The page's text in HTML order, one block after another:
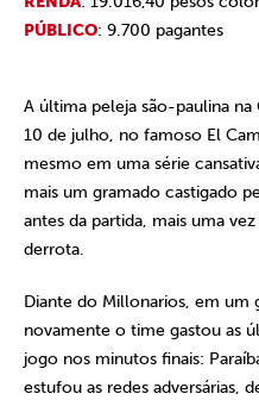
PÚBLICO: 9.700 pagantes
A última peleja são-paulina
10 de julho, no famoso El
mesmo em uma série
mais um gramado castigado
antes da partida, mais uma
derrota.
Diante do Millonarios, em um
novamente o time gastou as
jogo nos minutos finais:
estufou as redes adversárias,